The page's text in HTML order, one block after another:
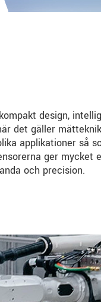
design,
det gäller
applikationer så
ger mycket
och precision.